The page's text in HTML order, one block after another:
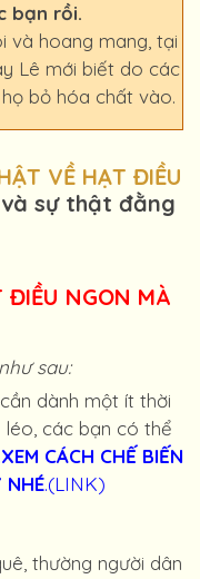
bạn rồi.
và hoang mang, tại
Lê mới biết do các
bỏ hóa chất vào.
VỀ HẠT ĐIỀU
sự thật đằng
ĐIỀU NGON MÀ
sau:
dành một ít thời
các bạn có thể
XEM CÁCH CHẾ BIẾN
NHÉ.(LINK)
thường người dân